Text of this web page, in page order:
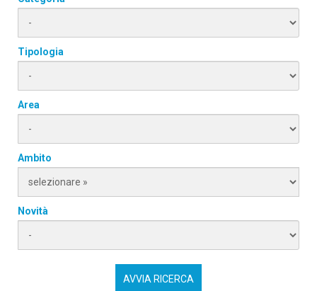
Tipologia
Area
Ambito
Novità